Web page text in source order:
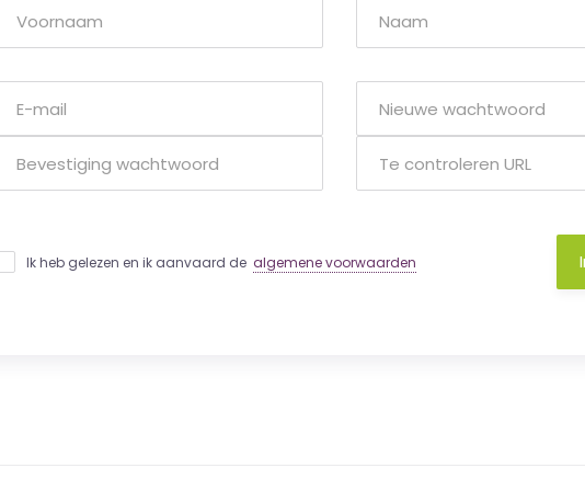
Ik heb gelezen en ik aanvaard de algemene voorwaarden